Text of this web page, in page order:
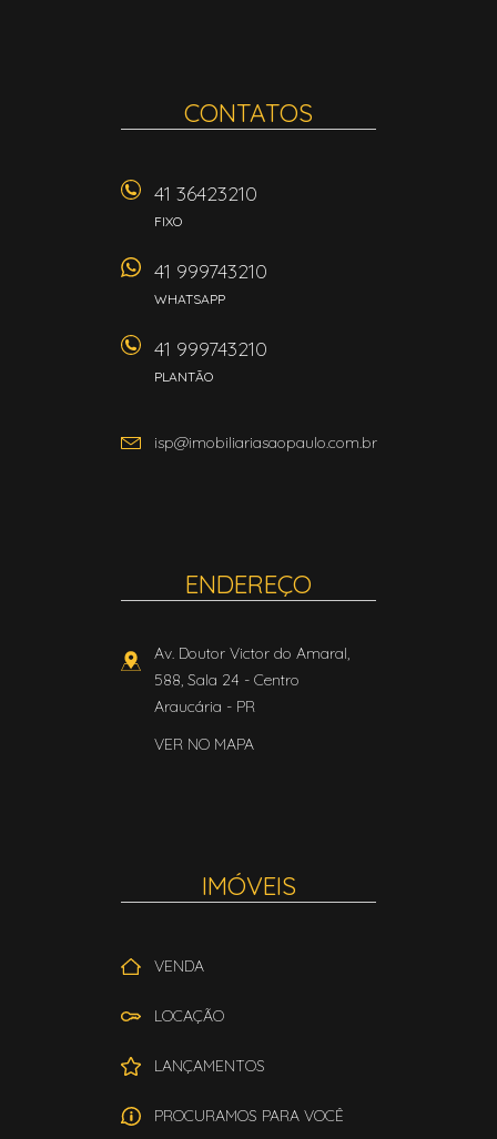
CONTATOS
41 36423210
FIXO
41 999743210
WHATSAPP
41 999743210
PLANTÃO
isp@imobiliariasaopaulo.com.br
ENDEREÇO
Av. Doutor Victor do Amaral,
588, Sala 24 - Centro
Araucária - PR
VER NO MAPA
IMÓVEIS
VENDA
LOCAÇÃO
LANÇAMENTOS
PROCURAMOS PARA VOCÊ